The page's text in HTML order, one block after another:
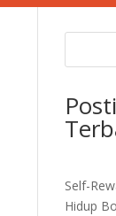
Self-
Hidup